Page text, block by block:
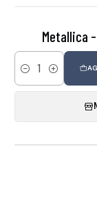
Metallica
Cantidad